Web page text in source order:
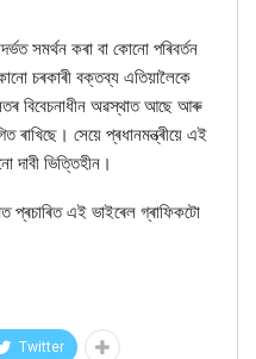
সমৰ্থন কৰা বা কোনো পৰিবর্তন
চৰকাৰী বক্তব্য এতিয়ালৈকে
বিবেচনাধীন অৱস্থাত আছে আৰু
ৰাখিছে। সেয়ে প্ৰধানমন্ত্ৰীয়ে এই
দাবী ভিত্তিহীন।
প্ৰচাৰিত এই ভাইৰেল গ্ৰাফিকটো
Twitter